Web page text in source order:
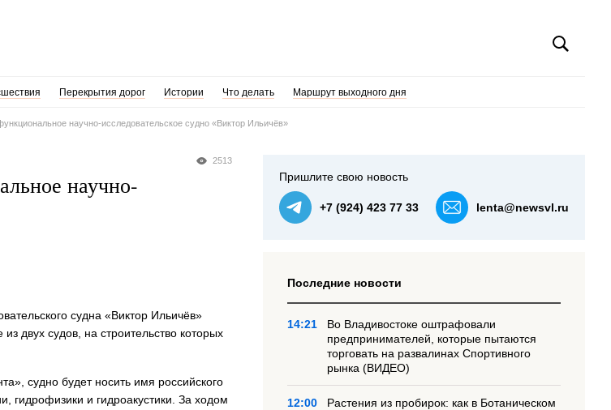
Перекрытия дорог Истории Что делать Маршрут выходного дня
научно-исследовательское судно «Виктор Ильичёв»
2513
научно-
судна «Виктор Ильичёв»
двух судов, на строительство которых
судно будет носить имя российского
гидрофизики и гидроакустики. За ходом
Пришлите свою новость
+7 (924) 423 77 33 lenta@newsvl.ru
Последние новости
14:21
Во Владивостоке оштрафовали
предпринимателей, которые пытаются
торговать на развалинах Спортивного
рынка (ВИДЕО)
12:00
Растения из пробирок: как в Ботаническом